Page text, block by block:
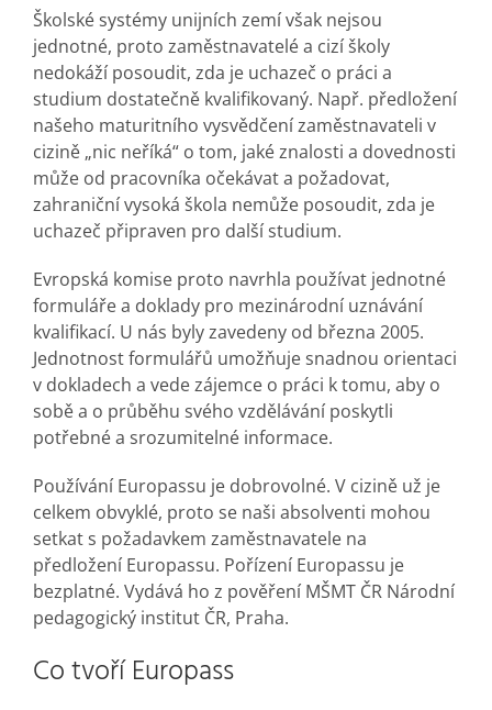
Školské systémy unijních zemí však nejsou
jednotné, proto zaměstnavatelé a cizí školy
nedokáží posoudit, zda je uchazeč o práci a
studium dostatečně kvalifikovaný. Např. předložení
našeho maturitního vysvědčení zaměstnavateli v
cizině „nic neříká“ o tom, jaké znalosti a dovednosti
může od pracovníka očekávat a požadovat,
zahraniční vysoká škola nemůže posoudit, zda je
uchazeč připraven pro další studium.
Evropská komise proto navrhla používat jednotné
formuláře a doklady pro mezinárodní uznávání
kvalifikací. U nás byly zavedeny od března 2005.
Jednotnost formulářů umožňuje snadnou orientaci
v dokladech a vede zájemce o práci k tomu, aby o
sobě a o průběhu svého vzdělávání poskytli
potřebné a srozumitelné informace.
Používání Europassu je dobrovolné. V cizině už je
celkem obvyklé, proto se naši absolventi mohou
setkat s požadavkem zaměstnavatele na
předložení Europassu. Pořízení Europassu je
bezplatné. Vydává ho z pověření MŠMT ČR Národní
pedagogický institut ČR, Praha.
Co tvoří Europass